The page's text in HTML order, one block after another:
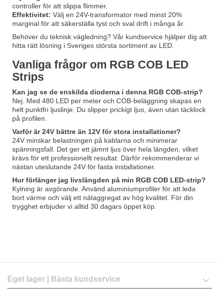
controller för att slippa flimmer.
Effektivitet: Välj en 24V-transformator med minst 20%
marginal för att säkerställa tyst och sval drift i många år.
Behöver du teknisk vägledning? Vår kundservice hjälper dig att
hitta rätt lösning i Sveriges största sortiment av LED.
Vanliga frågor om RGB COB LED
Strips
Kan jag se de enskilda dioderna i denna RGB COB-strip?
Nej. Med 480 LED per meter och COB-beläggning skapas en
helt punktfri ljuslinje. Du slipper prickigt ljus, även utan täcklock
på profilen.
Varför är 24V bättre än 12V för stora installationer?
24V minskar belastningen på kablarna och minimerar
spänningsfall. Det ger ett jämnt ljus över hela längden, vilket
krävs för ett professionellt resultat. Därför rekommenderar vi
nästan uteslutande 24V för fasta installationer.
Hur förlänger jag livslängden på min RGB COB LED-strip?
Kylning är avgörande. Använd aluminiumprofiler för att leda
bort värme och välj ett nätaggregat av hög kvalitet. För din
trygghet erbjuder vi alltid 30 dagars öppet köp.
Eget lager | Bästa kundservice